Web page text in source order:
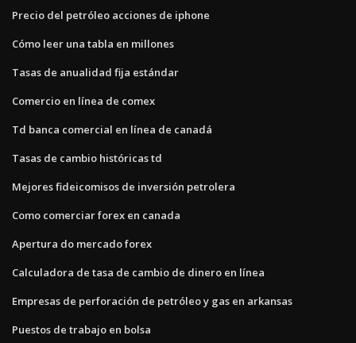
Precio del petróleo acciones de iphone
Cómo leer una tabla en millones
Tasas de anualidad fija estándar
Comercio en línea de comex
Td banca comercial en línea de canadá
Tasas de cambio históricas td
Mejores fideicomisos de inversión petrolera
Como comerciar forex en canada
Apertura do mercado forex
Calculadora de tasa de cambio de dinero en línea
Empresas de perforación de petróleo y gas en arkansas
Puestos de trabajo en bolsa